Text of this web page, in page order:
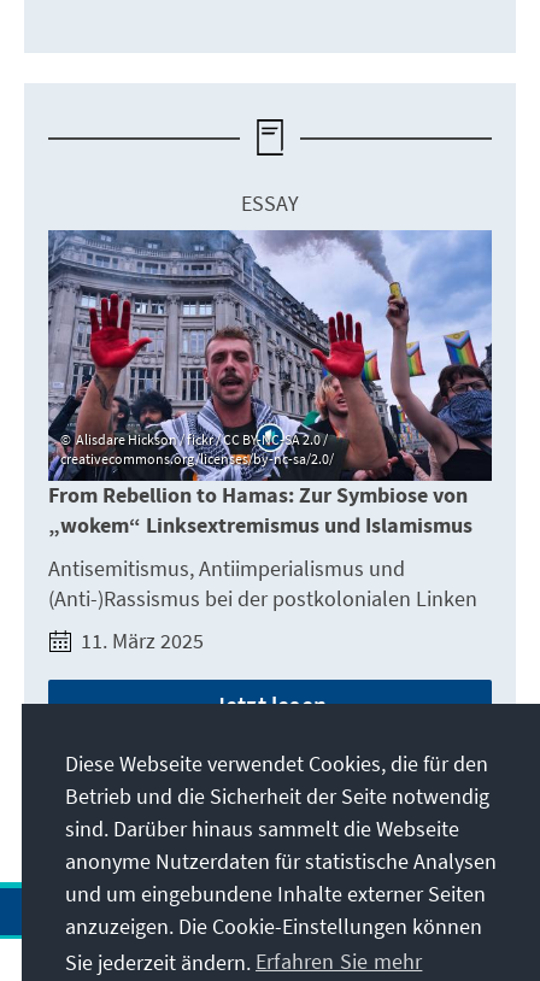
ESSAY
Alisdare Hickson / fickr / CC BY-NC-SA 2.0 /
creativecommons.org/licenses/by-nc-sa/2.0/
From Rebellion to Hamas: Zur Symbiose von
„wokem“ Linksextremismus und Islamismus
Antisemitismus, Antiimperialismus und
(Anti-)Rassismus bei der postkolonialen Linken
11. März 2025
Jetzt lesen
Diese Webseite verwendet Cookies, die für den
Betrieb und die Sicherheit der Seite notwendig
sind. Darüber hinaus sammelt die Webseite
anonyme Nutzerdaten für statistische Analysen
und um eingebundene Inhalte externer Seiten
anzuzeigen. Die Cookie-Einstellungen können
Sie jederzeit ändern. Erfahren Sie mehr